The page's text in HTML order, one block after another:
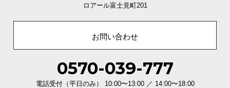
ロアール富士見町201
お問い合わせ
0570-039-777
電話受付（平日のみ） 10:00〜13:00 ／ 14:00〜18:00